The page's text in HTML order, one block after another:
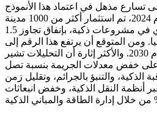
تسارع مذهل في اعتماد هذا الأنموذج
الحضري. فبحلول نهاية العام 2024، تم استثمار أكثر من 1000 مدينة
حول العالم بشكل جدي في مشروعات ذكية، بإنفاق تجاوز 1.5
ومن المتوقع أن يرتفع هذا الرقم إلى
3.5 تريليون دولار بحلول العام 2030. والأكثر إثارة أن التحليلات تشير
على خفض معدلات الجريمة بنسبة تصل
الذكية، والتنبؤ بالجرائم، وتقليل زمن
اليوميّة 20 % عبر أنظمة النقل الذكية، وخفض انبعاثات